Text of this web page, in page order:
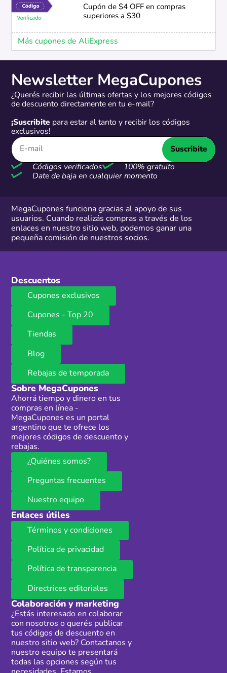
Cupón de $4 OFF en compras
superiores a $30
Más cupones de AliExpress
Newsletter MegaCupones
¿Querés recibir las últimas ofertas y los mejores códigos
de descuento directamente en tu e-mail?
¡Suscribite para estar al tanto y recibir los códigos
exclusivos!
Suscribite
Códigos verificados
100% gratuito
Date de baja en cualquier momento
MegaCupones funciona gracias al apoyo de sus
usuarios. Cuando realizás compras a través de los
enlaces en nuestro sitio web, podemos ganar una
pequeña comisión de nuestros socios.
Descuentos
Cupones exclusivos
Cupones - Top 20
Tiendas
Blog
Rebajas de temporada
Sobre MegaCupones
Ahorrá tiempo y dinero en tus
compras en línea -
MegaCupones es un portal
argentino que te ofrece los
mejores códigos de descuento y
rebajas.
¿Quiénes somos?
Preguntas frecuentes
Nuestro equipo
Enlaces útiles
Términos y condiciones
Política de privacidad
Política de transparencia
Directrices editoriales
Colaboración y marketing
¿Estás interesado en colaborar
con nosotros o querés publicar
tus códigos de descuento en
nuestro sitio web? Contactanos y
nuestro equipo te presentará
todas las opciones según tus